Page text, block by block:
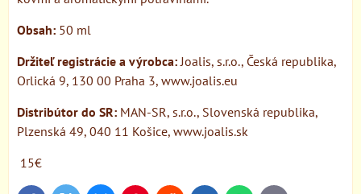
Obsah: 50 ml
Držiteľ registrácie a výrobca: Joalis, s.r.o., Česká republika,
Orlická 9, 130 00 Praha 3, www.joalis.eu
Distribútor do SR: MAN-SR, s.r.o., Slovenská republika,
Plzenská 49, 040 11 Košice, www.joalis.sk
15€